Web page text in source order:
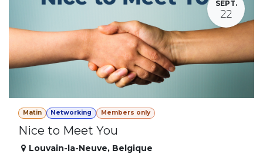
SEPT.
22
Matin Networking Members only
Nice to Meet You
Louvain-la-Neuve, Belgique